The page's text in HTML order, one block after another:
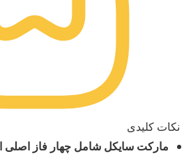
نکات کلیدی
مارکت سایکل شامل چهار فاز اصلی